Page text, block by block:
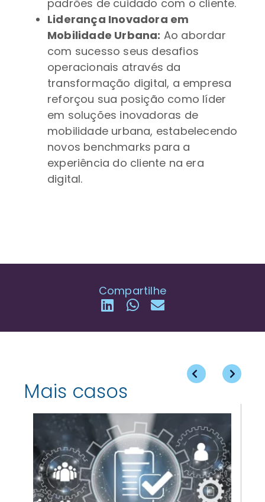
padrões de cuidado com o cliente.
Liderança Inovadora em
Mobilidade Urbana: Ao abordar
com sucesso seus desafios
operacionais através da
transformação digital, a empresa
reforçou sua posição como líder
em soluções inovadoras de
mobilidade urbana, estabelecendo
novos benchmarks para a
experiência do cliente na era
digital.
Compartilhe
Mais casos